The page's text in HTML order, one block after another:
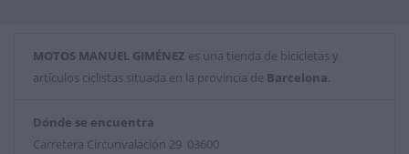
MOTOS MANUEL GIMÉNEZ es una tienda de bicicletas y
artículos ciclistas situada en la provincia de Barcelona.
Dónde se encuentra
Carretera Circunvalación 29 03600